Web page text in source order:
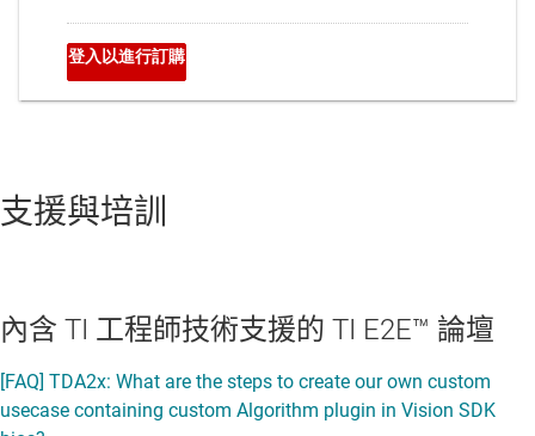
支援與培訓
內含 TI 工程師技術支援的 TI E2E™ 論壇